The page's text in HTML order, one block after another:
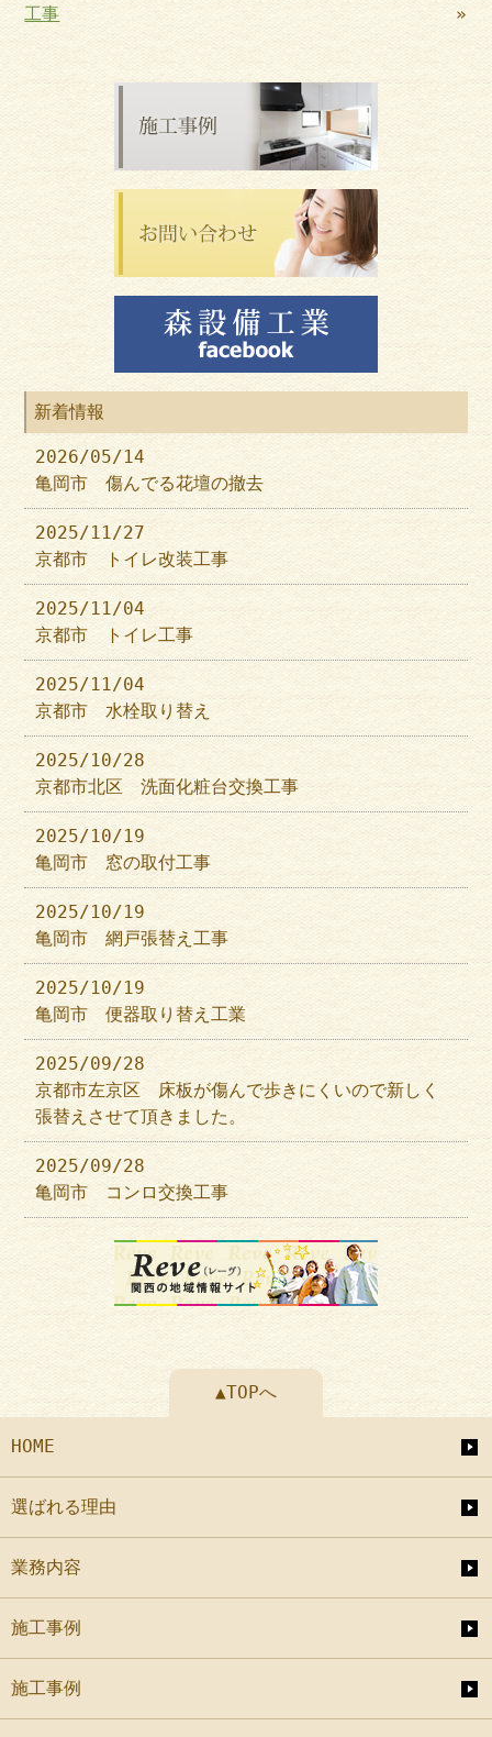
工事
»
新着情報
2026/05/14
亀岡市 傷んでる花壇の撤去
2025/11/27
京都市 トイレ改装工事
2025/11/04
京都市 トイレ工事
2025/11/04
京都市 水栓取り替え
2025/10/28
京都市北区 洗面化粧台交換工事
2025/10/19
亀岡市 窓の取付工事
2025/10/19
亀岡市 網戸張替え工事
2025/10/19
亀岡市 便器取り替え工業
2025/09/28
京都市左京区 床板が傷んで歩きにくいので新しく
張替えさせて頂きました。
2025/09/28
亀岡市 コンロ交換工事
▲TOPへ
HOME
選ばれる理由
業務内容
施工事例
施工事例